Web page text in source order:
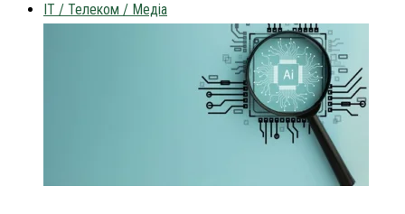
IT / Телеком / Медіа